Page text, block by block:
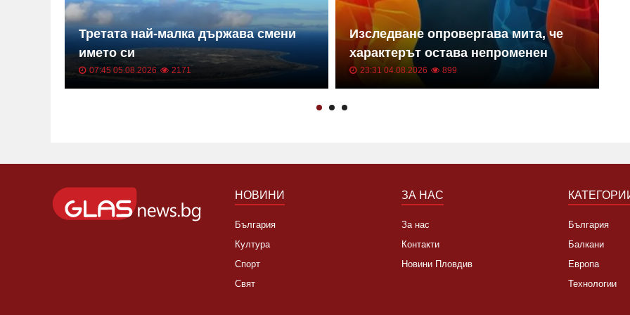
Третата най-малка държава смени
името си
07:45 05.08.2026 2171
Изследване опровергава мита, че
характерът остава непроменен
23:31 04.08.2026 899
НОВИНИ
България
Култура
Спорт
Свят
ЗА НАС
За нас
Контакти
Новини Пловдив
България
Балкани
Европа
Технологии